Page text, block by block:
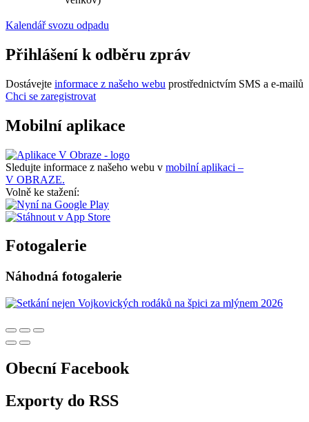
Kalendář svozu odpadu
Přihlášení k odběru zpráv
Dostávejte informace z našeho webu prostřednictvím SMS a e-mailů
Chci se zaregistrovat
Mobilní aplikace
Sledujte informace z našeho webu v mobilní aplikaci –
V OBRAZE.
Volně ke stažení:
Fotogalerie
Náhodná fotogalerie
Obecní Facebook
Exporty do RSS